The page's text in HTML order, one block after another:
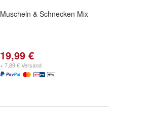
Muscheln & Schnecken Mix
19,99 €
+ 7,89 € Versand